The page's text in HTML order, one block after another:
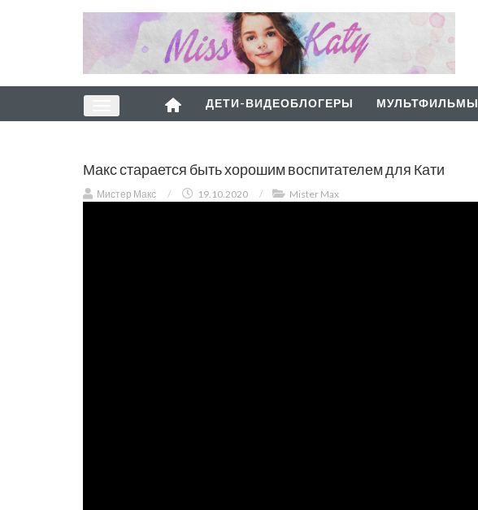
ДЕТИ-ВИДЕОБЛОГЕРЫ МУЛЬТФИЛЬМЫ
Макс старается быть хорошим воспитателем для Кати
Мистер Макс / 19.10.2020 / Mister Max